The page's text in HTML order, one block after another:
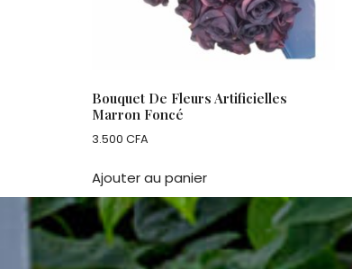
Bouquet De Fleurs Artificielles
Marron Foncé
3.500 CFA
Ajouter au panier